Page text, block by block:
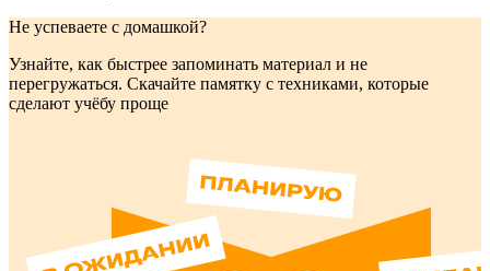
Не успеваете с домашкой?
Узнайте, как быстрее запоминать материал и не
перегружаться. Скачайте памятку с техниками, которые
сделают учёбу проще